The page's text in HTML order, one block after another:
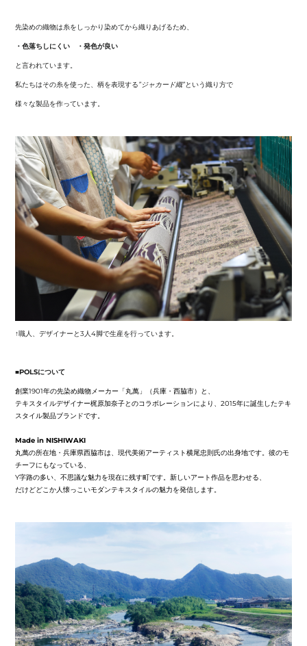
先染めの織物は糸をしっかり染めてから織りあげるため、
・色落ちしにくい ・発色が良い
と言われています。
私たちはその糸を使った、柄を表現する”ジャカード織”という織り方で
様々な製品を作っています。
↑職人、デザイナーと3人4脚で生産を行っています。
■POLSについて
創業1901年の先染め織物メーカー「丸萬」（兵庫・西脇市）と、
テキスタイルデザイナー梶原加奈子とのコラボレーションにより、2015年に誕生したテキ
スタイル製品ブランドです。
Made in NISHIWAKI
丸萬の所在地・兵庫県西脇市は、現代美術アーティスト横尾忠則氏の出身地です。彼のモ
チーフにもなっている、
Y字路の多い、不思議な魅力を現在に残す町です。新しいアート作品を思わせる、
だけどどこか人懐っこいモダンテキスタイルの魅力を発信します。